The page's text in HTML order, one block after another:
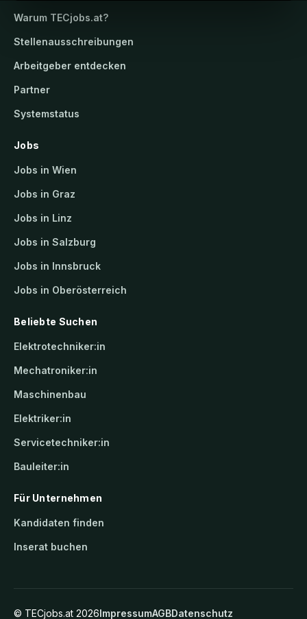
Warum TECjobs.at?
Stellenausschreibungen
Arbeitgeber entdecken
Partner
Systemstatus
Jobs
Jobs in Wien
Jobs in Graz
Jobs in Linz
Jobs in Salzburg
Jobs in Innsbruck
Jobs in Oberösterreich
Beliebte Suchen
Elektrotechniker:in
Mechatroniker:in
Maschinenbau
Elektriker:in
Servicetechniker:in
Bauleiter:in
Für Unternehmen
Kandidaten finden
Inserat buchen
© TECjobs.at 2026ImpressumAGBDatenschutz